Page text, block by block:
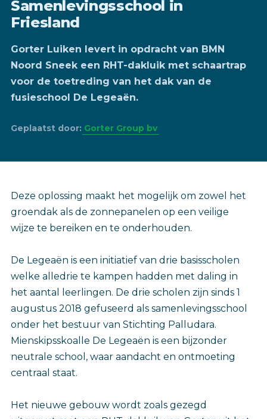
Samenlevingsschool in
Friesland
Gorter Luiken levert in opdracht van BMN
Noord Sneek een RHT-dakluik met schaartrap
voor de toetreding van het dak van de
fusieschool De Legeaën.
Geplaatst door: Gorter Group bv
Deze oplossing maakt het mogelijk om zowel het
groendak als de zonnepanelen op een veilige
wijze te bereiken en te onderhouden.
De Legeaën is een initiatief van drie basisscholen
welke alledrie te kampen hadden met daling in
het aantal leerlingen. De drie scholen zijn sinds 1
augustus 2018 gefuseerd als samenlevingsschool
onder het bestuur van Stichting Palludara.
Mienskipsskoalle De Legeaën is een bijzonder
neutrale school, waar aandacht en ontmoeting
centraal staat.
Het nieuwe gebouw wordt zoals gezegd